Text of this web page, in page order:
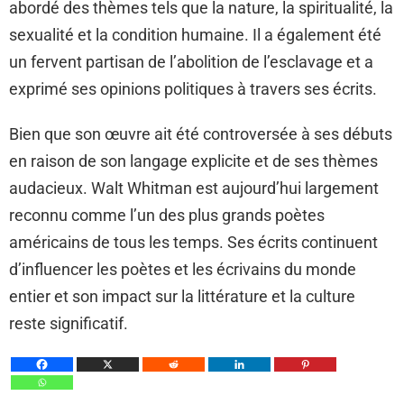
abordé des thèmes tels que la nature, la spiritualité, la
sexualité et la condition humaine. Il a également été
un fervent partisan de l’abolition de l’esclavage et a
exprimé ses opinions politiques à travers ses écrits.
Bien que son œuvre ait été controversée à ses débuts
en raison de son langage explicite et de ses thèmes
audacieux. Walt Whitman est aujourd’hui largement
reconnu comme l’un des plus grands poètes
américains de tous les temps. Ses écrits continuent
d’influencer les poètes et les écrivains du monde
entier et son impact sur la littérature et la culture
reste significatif.